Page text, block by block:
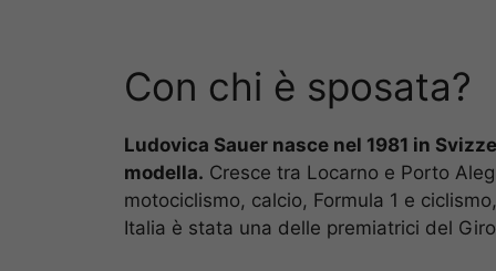
Con chi è sposata?
Ludovica Sauer nasce nel 1981 in
modella. Cresce tra Locarno e Porto
motociclismo, calcio, Formula 1 e
Italia è stata una delle premiatrici del